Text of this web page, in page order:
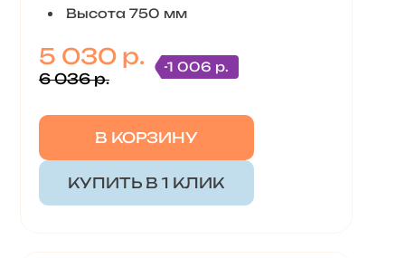
Высота 750 мм
5 030 р.
6 036 р.
-1 006 р.
В КОРЗИНУ
КУПИТЬ В 1 КЛИК